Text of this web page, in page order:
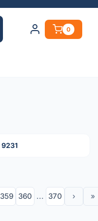
0
9231
359 360 ... 370 › »